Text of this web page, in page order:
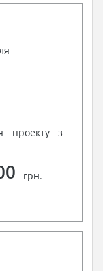
проекту з
грн.